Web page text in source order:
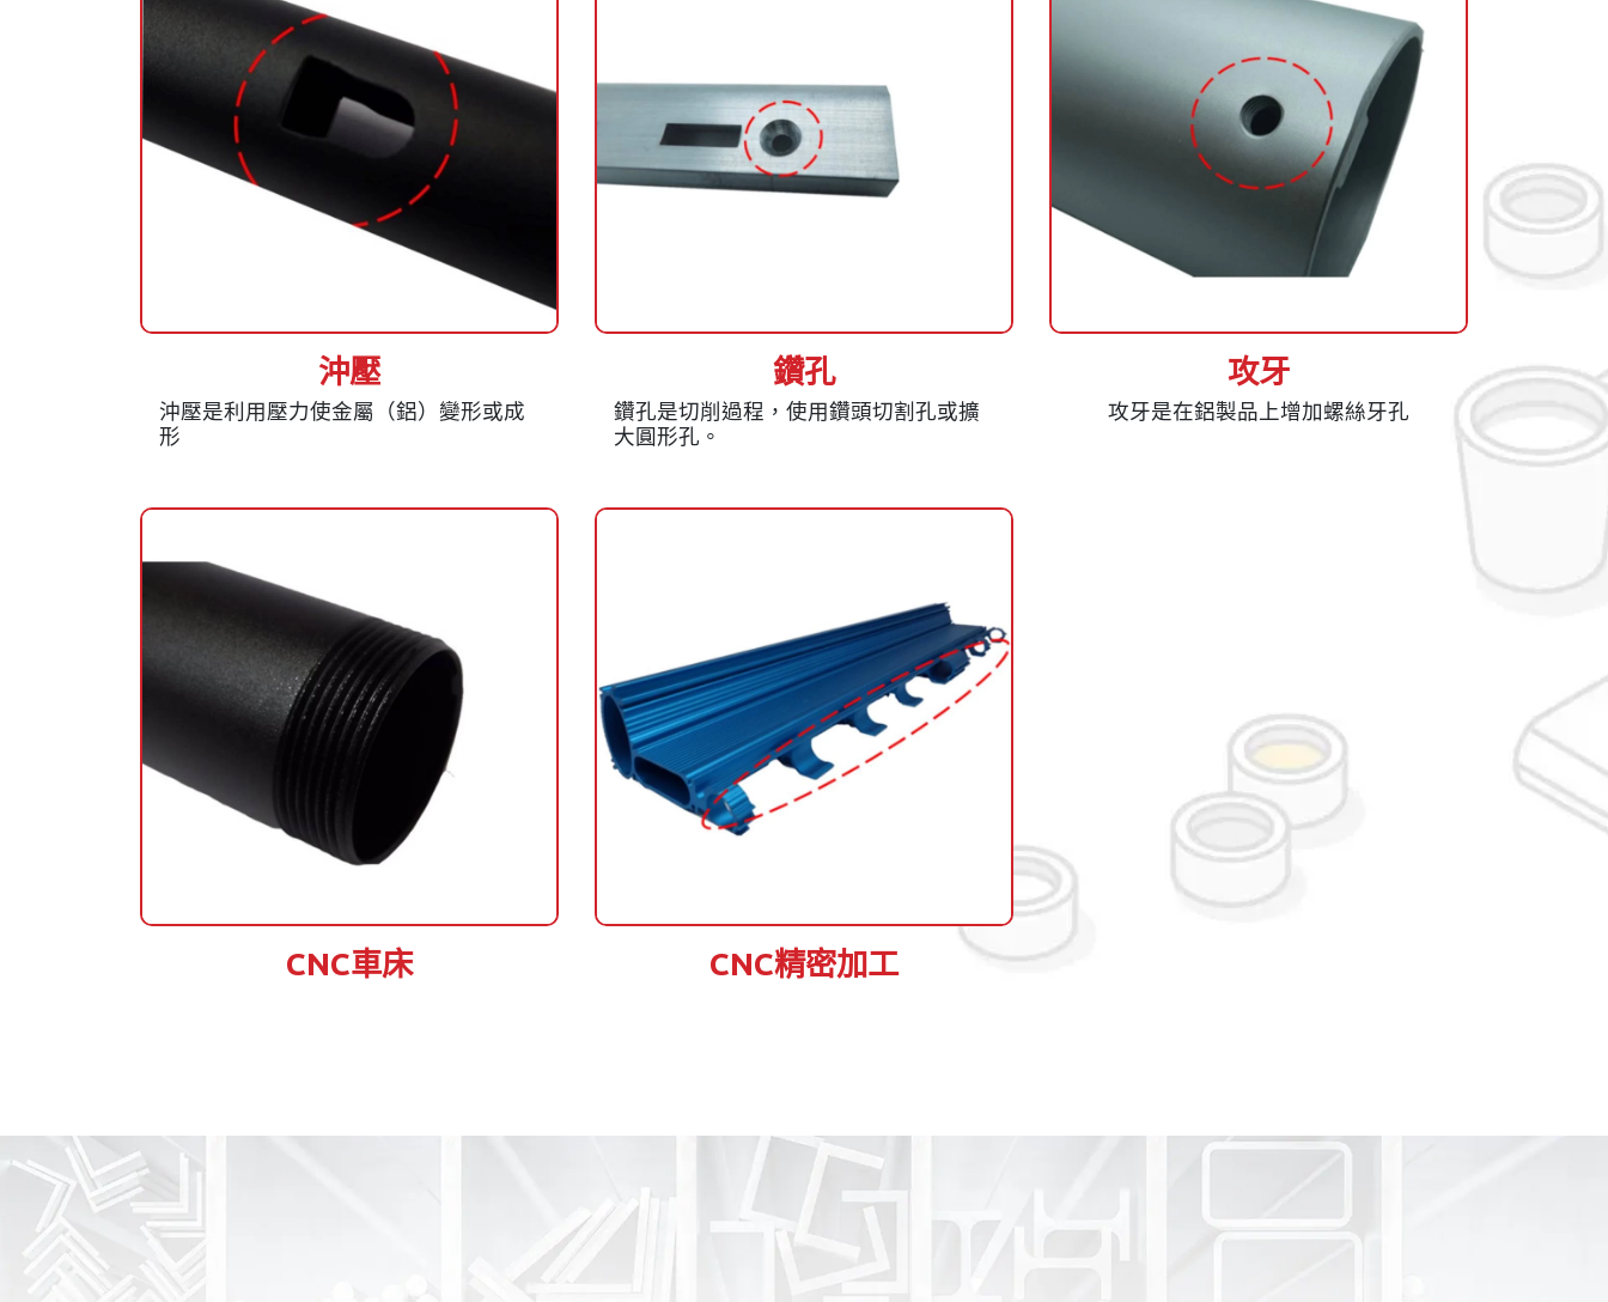
沖壓
沖壓是利用壓力使金屬（鋁）變形或成
形
鑽孔
鑽孔是切削過程，使用鑽頭切割孔或擴
大圓形孔。
攻牙
攻牙是在鋁製品上增加螺絲牙孔
CNC車床 CNC精密加工